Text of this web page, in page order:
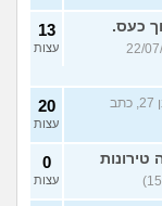
כעס.
בן 40, כתב ב-22/07/26
13
עצות
(עידן, בן 27, כתב
20
עצות
טירונות
0
עצות